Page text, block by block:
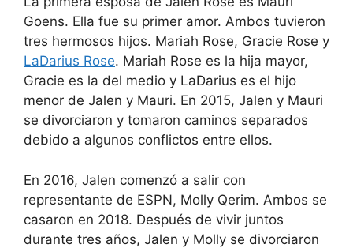
Goens. Ella fue su primer amor. Ambos tuvieron
tres hermosos hijos. Mariah Rose, Gracie Rose y
LaDarius Rose. Mariah Rose es la hija mayor,
Gracie es la del medio y LaDarius es el hijo
menor de Jalen y Mauri. En 2015, Jalen y Mauri
se divorciaron y tomaron caminos separados
debido a algunos conflictos entre ellos.
En 2016, Jalen comenzó a salir con
representante de ESPN, Molly Qerim. Ambos se
casaron en 2018. Después de vivir juntos
durante tres años, Jalen y Molly se divorciaron